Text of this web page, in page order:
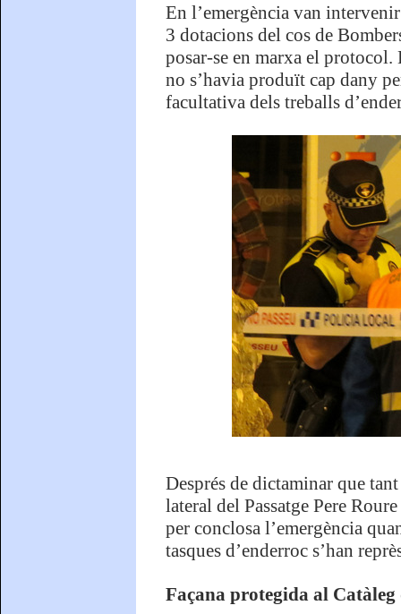
En l’emergència van
3 dotacions del cos de
posar-se en marxa el
no s’havia produït cap dany
facultativa dels treballs
Després de dictaminar que
lateral del Passatge Pere
per conclosa l’emergència
tasques d’enderroc s’han
Façana protegida al